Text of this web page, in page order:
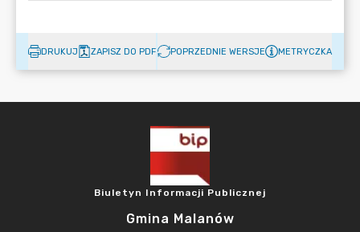
DRUKUJ ZAPISZ DO PDF POPRZEDNIE WERSJE METRYCZKA
Biuletyn Informacji Publicznej
Gmina Malanów